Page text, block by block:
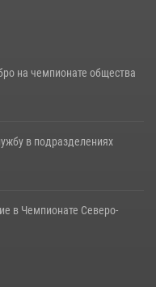
на чемпионате общества
в подразделениях
в Чемпионате Северо-